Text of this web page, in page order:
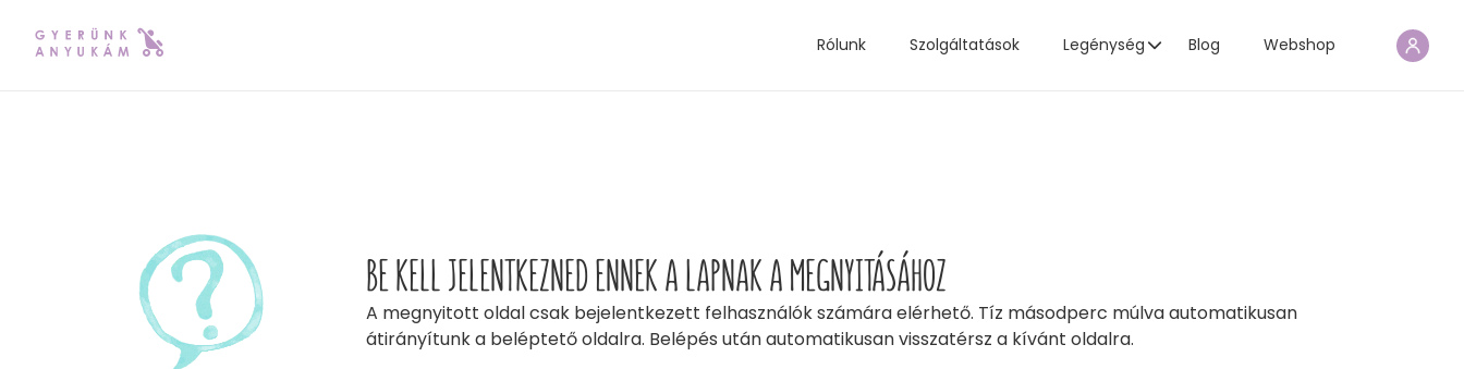
Rólunk Szolgáltatások Legénység Blog Webshop
BE KELL JELENTKEZNED ENNEK A LAPNAK A MEGNYITÁSÁHOZ
A megnyitott oldal csak bejelentkezett felhasználók számára elérhető. Tíz másodperc múlva automatikusan
átirányítunk a beléptető oldalra. Belépés után automatikusan visszatérsz a kívánt oldalra.